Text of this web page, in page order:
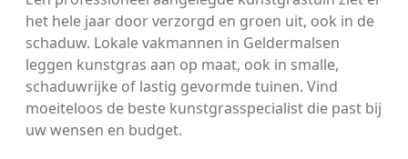
het hele jaar door verzorgd en groen uit, ook in de
schaduw. Lokale vakmannen in Geldermalsen
leggen kunstgras aan op maat, ook in smalle,
schaduwrijke of lastig gevormde tuinen. Vind
moeiteloos de beste kunstgrasspecialist die past bij
uw wensen en budget.